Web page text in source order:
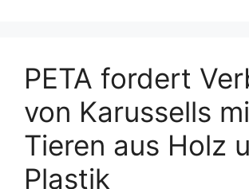
PETA fordert
von Karussells
Tieren aus Holz
Plastik